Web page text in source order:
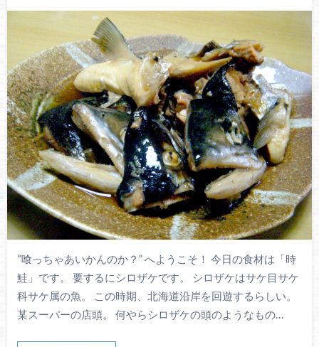
“喰っちゃあいかんのか？” へようこそ！ 今日の食材は「時
鮭」です。 要するにシロザケです。 シロザケはサケ目サケ
科サケ属の魚。 この時期、北海道沿岸を回遊するらしい。
某スーパーの店頭。 何やらシロザケの頭のようなもの…